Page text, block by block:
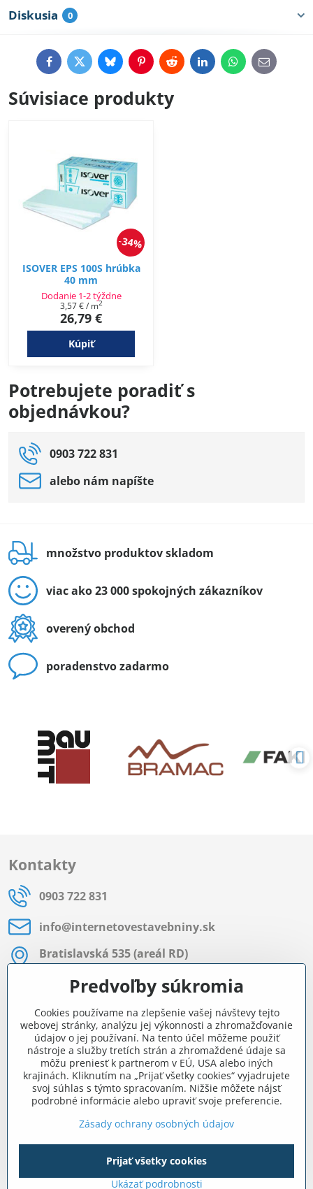
Diskusia 0
FacebookTwitterBlueskyPinterestRedditLinkedInWhatsApp
E-
mail
Súvisiace produkty
34%
ISOVER EPS 100S hrúbka
40 mm
Dodanie 1-2 týždne
26,79 €
3,57 €/ m2
Kúpiť
Potrebujete poradiť s
objednávkou?
0903 722 831
alebo nám napíšte
množstvo produktov skladom
viac ako 23 000 spokojných zákazníkov
overený obchod
poradenstvo zadarmo
Kontakty
0903 722 831
info​@internetovestavebniny​.sk
Bratislavská 535 (areál RD)
Most pri Bratislave
Pon - Pia 8:00 - 11:30 a 12:15 - 15:30
Facebook
Navigácia
Všetko o nákupe
©2026Copyright
Predvoľby súkromiaZásady ochrany osobných údajov
Predvoľby súkromia
Cookies používame na zlepšenie vašej návštevy tejto
webovej stránky, analýzu jej výkonnosti a zhromažďovanie
údajov o jej používaní. Na tento účel môžeme použiť
nástroje a služby tretích strán a zhromaždené údaje sa
môžu preniesť k partnerom v EÚ, USA alebo iných
krajinách. Kliknutím na „Prijať všetky cookies“ vyjadrujete
svoj súhlas s týmto spracovaním. Nižšie môžete nájsť
podrobné informácie alebo upraviť svoje preferencie.
Zásady ochrany osobných údajov
Ukázať podrobnosti
Prijať všetky cookies